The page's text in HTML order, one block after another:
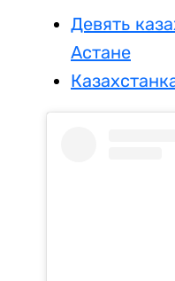
Девять
Астане